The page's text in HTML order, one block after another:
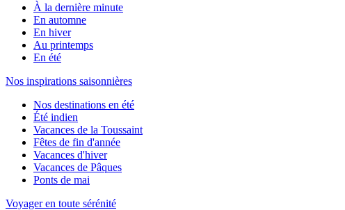
À la dernière minute
En automne
En hiver
Au printemps
En été
Nos inspirations saisonnières
Nos destinations en été
Été indien
Vacances de la Toussaint
Fêtes de fin d'année
Vacances d'hiver
Vacances de Pâques
Ponts de mai
Voyager en toute sérénité